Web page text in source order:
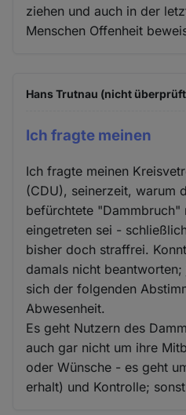
ziehen und auch in der
Menschen Offenheit
Hans Trutnau (nicht
Ich fragte meinen
Ich fragte meinen
(CDU), seinerzeit, warum
befürchtete "Dammbruch"
eingetreten sei -
bisher doch straffrei.
damals nicht
sich der folgenden
Abwesenheit.
Es geht Nutzern des
auch gar nicht um ihre
oder Wünsche - es geht
erhalt) und Kontrolle;